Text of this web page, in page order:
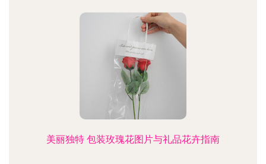
美丽独特 包装玫瑰花图片与礼品花卉指南